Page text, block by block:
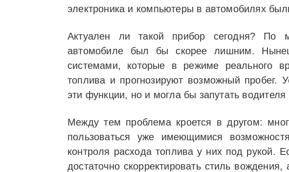
электроника и компьютеры в автомобилях
Актуален ли такой прибор сегодня? По
автомобиле был бы скорее лишним.
системами, которые в режиме реального
топлива и прогнозируют возможный пробег.
эти функции, но и могла бы запутать
Между тем проблема кроется в другом:
пользоваться уже имеющимися
контроля расхода топлива у них под рукой.
достаточно скорректировать стиль